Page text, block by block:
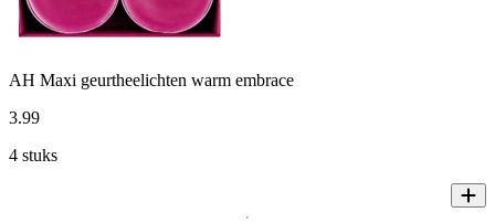
AH Maxi geurtheelichten warm embrace
3.99
4 stuks